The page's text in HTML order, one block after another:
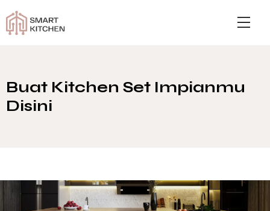
Buat Kitchen Set Impianmu
Disini